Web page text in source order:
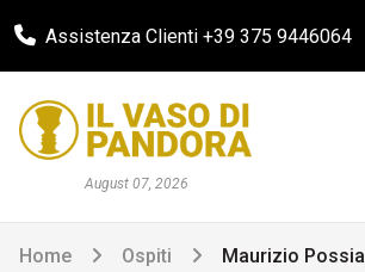
Assistenza Clienti +39 375 9446064
August 07, 2026
Home Ospiti Maurizio Possia